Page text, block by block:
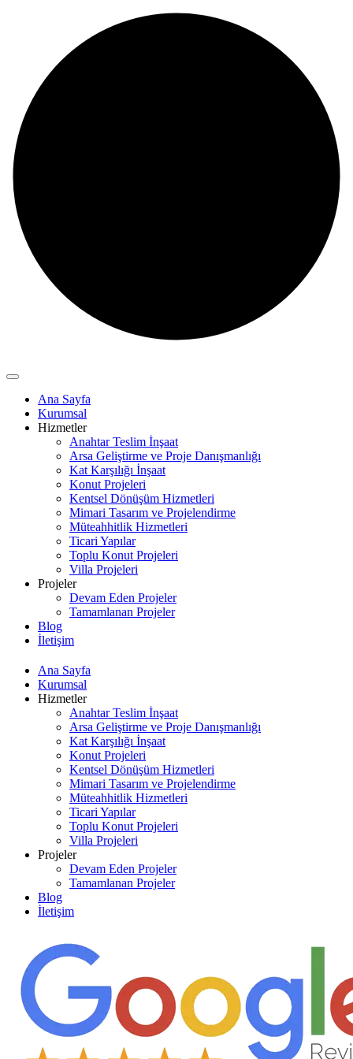
Ana Sayfa
Kurumsal
Hizmetler
Anahtar Teslim İnşaat
Arsa Geliştirme ve Proje Danışmanlığı
Kat Karşılığı İnşaat
Konut Projeleri
Kentsel Dönüşüm Hizmetleri
Mimari Tasarım ve Projelendirme
Müteahhitlik Hizmetleri
Ticari Yapılar
Toplu Konut Projeleri
Villa Projeleri
Projeler
Devam Eden Projeler
Tamamlanan Projeler
Blog
İletişim
Ana Sayfa
Kurumsal
Hizmetler
Anahtar Teslim İnşaat
Arsa Geliştirme ve Proje Danışmanlığı
Kat Karşılığı İnşaat
Konut Projeleri
Kentsel Dönüşüm Hizmetleri
Mimari Tasarım ve Projelendirme
Müteahhitlik Hizmetleri
Ticari Yapılar
Toplu Konut Projeleri
Villa Projeleri
Projeler
Devam Eden Projeler
Tamamlanan Projeler
Blog
İletişim